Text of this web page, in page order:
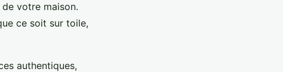
votre maison.
ce soit sur toile,
authentiques,